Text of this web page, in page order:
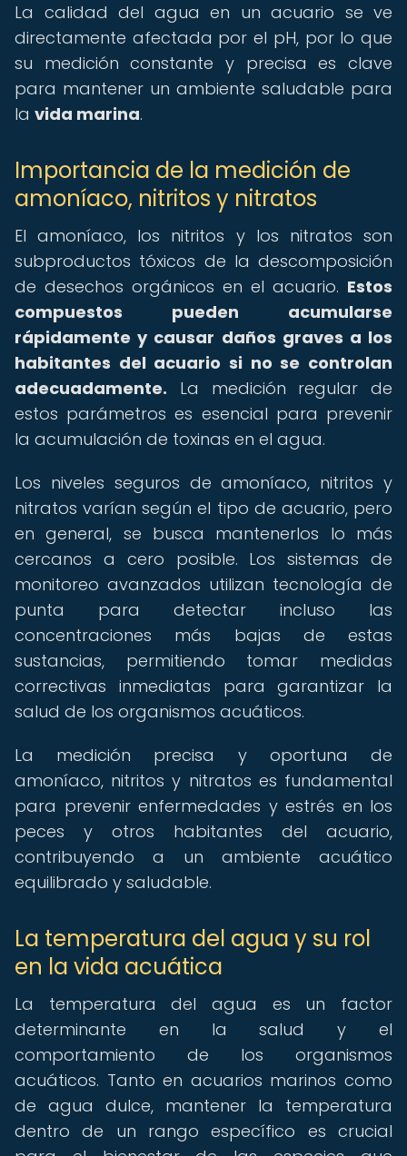
La calidad del agua en un acuario se ve
directamente afectada por el pH, por lo que
su medición constante y precisa es clave
para mantener un ambiente saludable para
la vida marina.
Importancia de la medición de
amoníaco, nitritos y nitratos
El amoníaco, los nitritos y los nitratos son
subproductos tóxicos de la descomposición
de desechos orgánicos en el acuario. Estos
compuestos pueden acumularse
rápidamente y causar daños graves a los
habitantes del acuario si no se controlan
adecuadamente. La medición regular de
estos parámetros es esencial para prevenir
la acumulación de toxinas en el agua.
Los niveles seguros de amoníaco, nitritos y
nitratos varían según el tipo de acuario, pero
en general, se busca mantenerlos lo más
cercanos a cero posible. Los sistemas de
monitoreo avanzados utilizan tecnología de
punta para detectar incluso las
concentraciones más bajas de estas
sustancias, permitiendo tomar medidas
correctivas inmediatas para garantizar la
salud de los organismos acuáticos.
La medición precisa y oportuna de
amoníaco, nitritos y nitratos es fundamental
para prevenir enfermedades y estrés en los
peces y otros habitantes del acuario,
contribuyendo a un ambiente acuático
equilibrado y saludable.
La temperatura del agua y su rol
en la vida acuática
La temperatura del agua es un factor
determinante en la salud y el
comportamiento de los organismos
acuáticos. Tanto en acuarios marinos como
de agua dulce, mantener la temperatura
dentro de un rango específico es crucial